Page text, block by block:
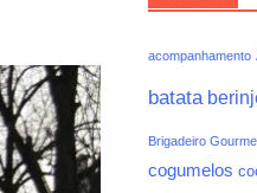
acompanhamento
batata
Brigadeiro
cogumelos